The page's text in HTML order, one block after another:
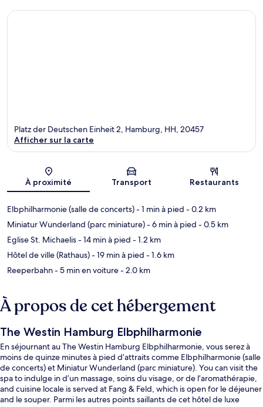
Carte
Platz der Deutschen Einheit 2, Hamburg, HH, 20457
Afficher sur la carte
À proximité Transport Restaurants
Elbphilharmonie (salle de concerts)- 1 min à pied - 0.2 km
Miniatur Wunderland (parc miniature)- 6 min à pied - 0.5 km
Eglise St. Michaelis- 14 min à pied - 1.2 km
Hôtel de ville (Rathaus)- 19 min à pied - 1.6 km
Reeperbahn- 5 min en voiture- 2.0 km
À propos de cet hébergement
The Westin Hamburg Elbphilharmonie
En séjournant au The Westin Hamburg Elbphilharmonie, vous serez à
moins de quinze minutes à pied d’attraits comme Elbphilharmonie (salle
de concerts) et Miniatur Wunderland (parc miniature). You can visit the
spa to indulge in d’un massage, soins du visage, or de l’aromathérapie,
and cuisine locale is served at Fang & Feld, which is open for le déjeuner
and le souper. Parmi les autres points saillants de cet hôtel de luxe